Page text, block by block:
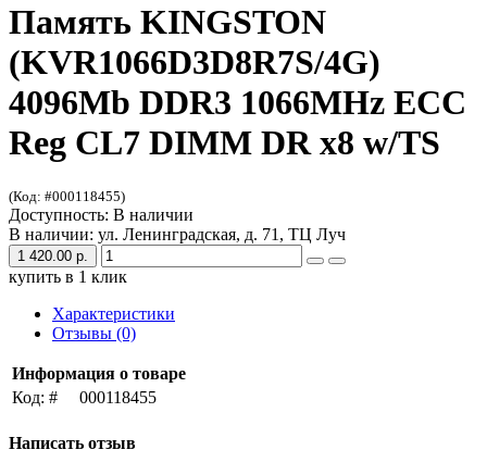
Память KINGSTON
(KVR1066D3D8R7S/4G)
4096Mb DDR3 1066MHz ECC
Reg CL7 DIMM DR x8 w/TS
(Код: #000118455)
Доступность: В наличии
В наличии: ул. Ленинградская, д. 71, ТЦ Луч
1 420.00 р.
купить в 1 клик
Характеристики
Отзывы (0)
Информация о товаре
Код: #
000118455
Написать отзыв